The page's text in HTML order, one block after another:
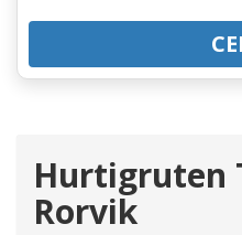
Hurtigruten
Rorvik